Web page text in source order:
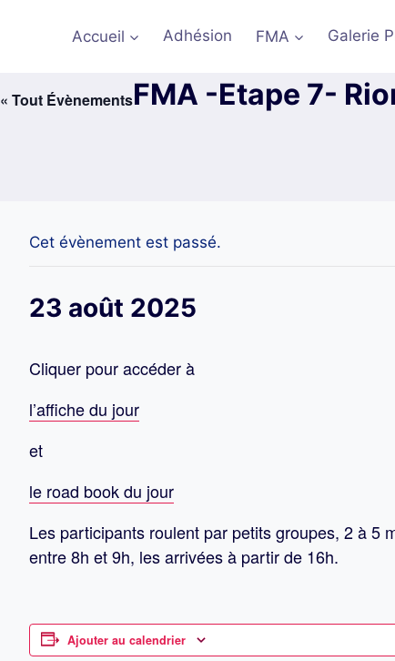
Accueil Adhésion FMA Galerie
« Tout ÉvènementsFMA -Etape 7-
Cet évènement est passé.
23 août 2025
Cliquer pour accéder à
l’affiche du jour
et
le road book du jour
Les participants roulent par petits groupes, 2 à 5
entre 8h et 9h, les arrivées à partir de 16h.
Ajouter au calendrier